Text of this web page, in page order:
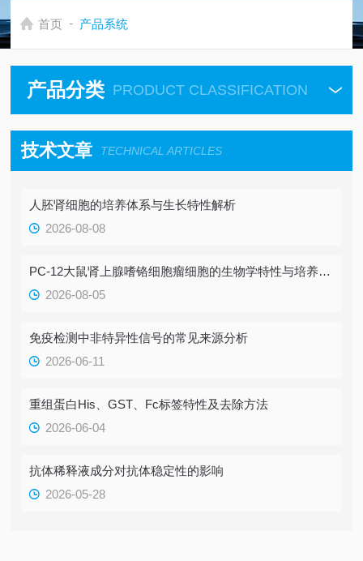
首页 - 产品系统
产品分类 PRODUCT CLASSIFICATION
技术文章 TECHNICAL ARTICLES
人胚肾细胞的培养体系与生长特性解析
2026-08-08
PC-12大鼠肾上腺嗜铬细胞瘤细胞的生物学特性与培养要点
2026-08-05
免疫检测中非特异性信号的常见来源分析
2026-06-11
重组蛋白His、GST、Fc标签特性及去除方法
2026-06-04
抗体稀释液成分对抗体稳定性的影响
2026-05-28